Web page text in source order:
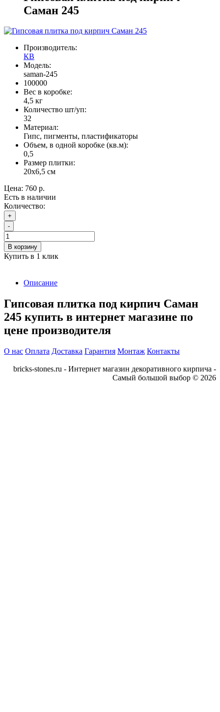
Саман 245
Производитель:
КВ
Модель:
saman-245
100000
Вес в коробке:
4,5 кг
Количество шт/уп:
32
Материал:
Гипс, пигменты, пластификаторы
Объем, в одной коробке (кв.м):
0,5
Размер плитки:
20х6,5 см
Цена: 760 р.
Есть в наличии
Количество:
+
-
В корзину
Купить в 1 клик
Описание
Гипсовая плитка под кирпич Саман
245 купить в интернет магазине по
цене производителя
О нас Оплата Доставка Гарантия Монтаж Контакты
bricks-stones.ru - Интернет магазин декоративного кирпича -
Самый большой выбор © 2026